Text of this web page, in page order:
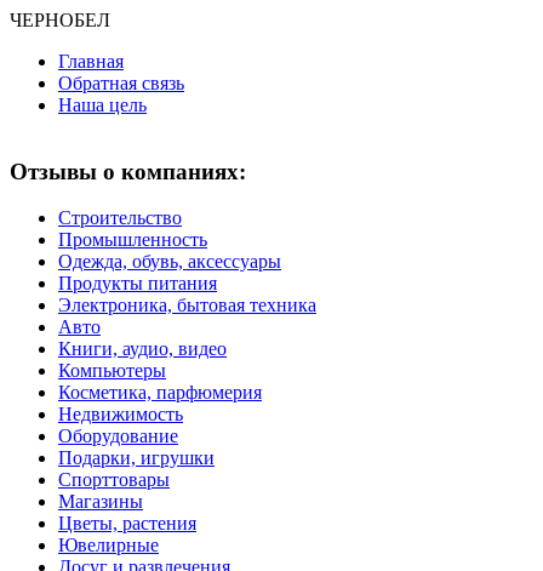
ЧЕРНОБЕЛ
Главная
Обратная связь
Наша цель
Отзывы о компаниях:
Строительство
Промышленность
Одежда, обувь, аксессуары
Продукты питания
Электроника, бытовая техника
Авто
Книги, аудио, видео
Компьютеры
Косметика, парфюмерия
Недвижимость
Оборудование
Подарки, игрушки
Спорттовары
Магазины
Цветы, растения
Ювелирные